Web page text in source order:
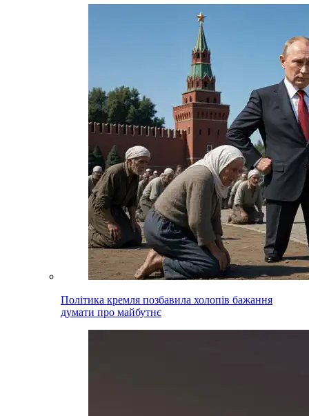
Політика кремля позбавила холопів бажання
думати про майбутнє